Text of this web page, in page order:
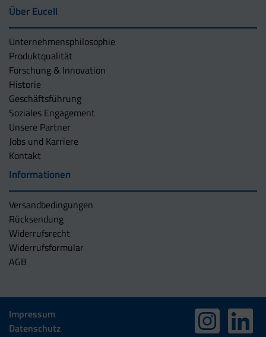
Über Eucell
Unternehmens­philosophie
Produktqualität
Forschung & Innovation
Historie
Geschäftsführung
Soziales Engagement
Unsere Partner
Jobs und Karriere
Kontakt
Informationen
Versandbedingungen
Rücksendung
Widerrufsrecht
Widerrufsformular
AGB
Impressum
Datenschutz